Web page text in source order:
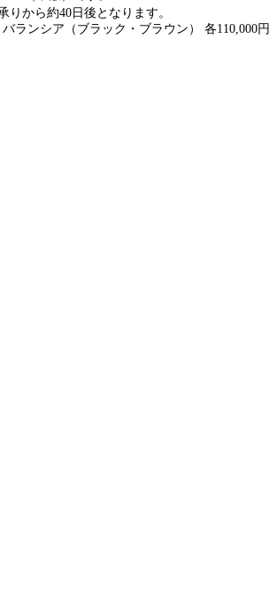
から約40日後となります。
ランシア（ブラック・ブラウン） 各110,000円